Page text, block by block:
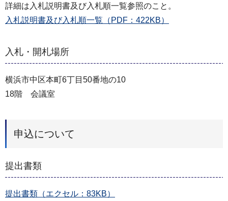
詳細は入札説明書及び入札順一覧参照のこと。
入札説明書及び入札順一覧（PDF：422KB）
入札・開札場所
横浜市中区本町6丁目50番地の10
18階 会議室
申込について
提出書類
提出書類（エクセル：83KB）